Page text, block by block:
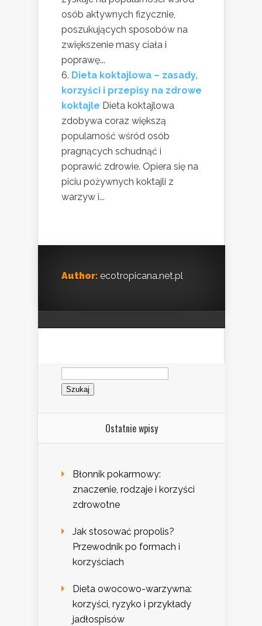
osób aktywnych fizycznie,
poszukujących sposobów na
zwiększenie masy ciała i
poprawę...
Dieta koktajlowa – zasady,
korzyści i przepisy na zdrowe
koktajle Dieta koktajlowa
zdobywa coraz większą
popularność wśród osób
pragnących schudnąć i
poprawić zdrowie. Opiera się na
piciu pożywnych koktajli z
warzyw i...
Author: ecotropicana.net.pl
Szukaj:
Ostatnie wpisy
Błonnik pokarmowy:
znaczenie, rodzaje i korzyści
zdrowotne
Jak stosować propolis?
Przewodnik po formach i
korzyściach
Dieta owocowo-warzywna:
korzyści, ryzyko i przykłady
jadłospisów